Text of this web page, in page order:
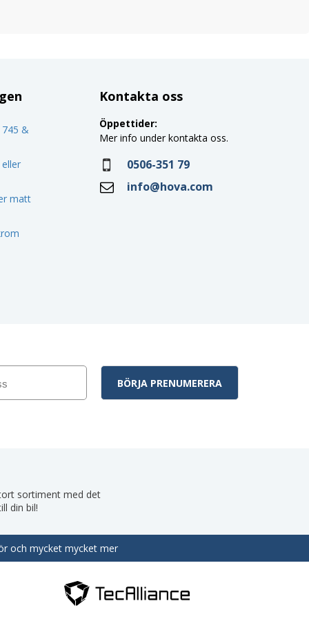
&
matt
Kontakta oss
Öppettider:
Mer info under kontakta oss.
0506-351 79
info@hova.com
sortiment med det
din bil!
och mycket mycket mer